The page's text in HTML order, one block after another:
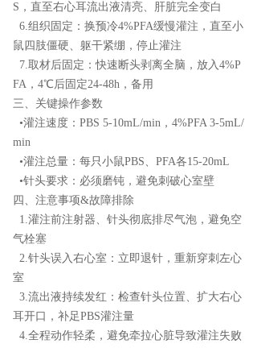
S，直至右心耳流出液清亮、肝脏完全变白
6.组织固定：换预冷4%PFA缓慢灌注，直至小
鼠四肢僵硬、躯干紧绷，停止灌注
7.取材后固定：快速断头剥离全脑，放入4%P
FA，4℃后固定24-48h，备用
三、关键操作参数
•灌注速度：PBS 5-10mL/min，4%PFA 3-5mL/
min
•灌注总量：每只小鼠PBS、PFA各15-20mL
•针头要求：必须磨钝，避免刺破心室壁
四、注意事项&故障排除
1.灌注前注射器、针头彻底排尽气泡，避免空
气栓塞
2.针头误入右心室：立即退针，重新穿刺左心
室
3.流出液持续发红：检查针头位置、扩大右心
耳开口，补足PBS灌注量
4.全程动作轻柔，避免牵拉心脏导致灌注失败